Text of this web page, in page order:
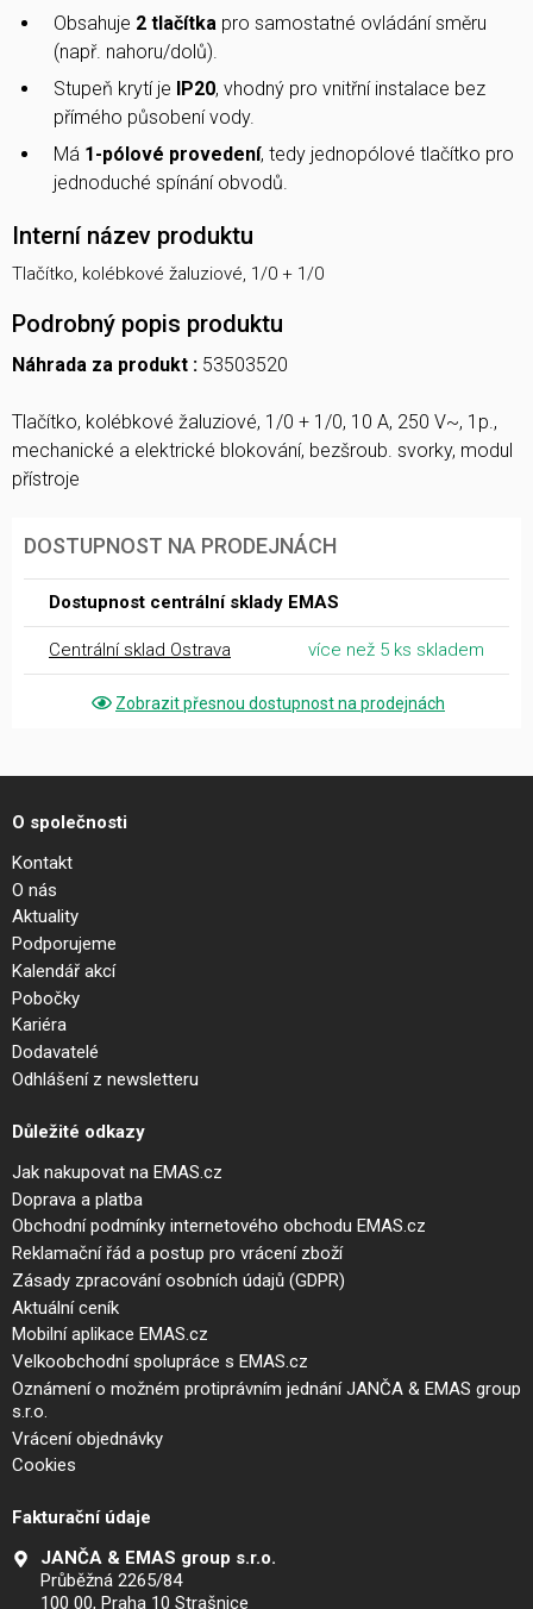
Obsahuje 2 tlačítka pro samostatné ovládání směru
(např. nahoru/dolů).
Stupeň krytí je
IP20, vhodný pro vnitřní instalace bez
přímého působení vody.
Má 1-pólové provedení, tedy jednopólové tlačítko pro
jednoduché spínání obvodů.
Interní název produktu
Tlačítko, kolébkové žaluziové, 1/0 + 1/0
Podrobný popis produktu
Náhrada za produkt : 53503520
Tlačítko, kolébkové žaluziové, 1/0 + 1/0, 10 A, 250 V~, 1p.,
mechanické a elektrické blokování, bezšroub. svorky, modul
přístroje
DOSTUPNOST NA PRODEJNÁCH
Dostupnost centrální sklady EMAS
Centrální sklad Ostrava více než 5 ks skladem
Zobrazit přesnou dostupnost na prodejnách
O společnosti
Kontakt
O nás
Aktuality
Podporujeme
Kalendář akcí
Pobočky
Kariéra
Dodavatelé
Odhlášení z newsletteru
Důležité odkazy
Jak nakupovat na EMAS.cz
Doprava a platba
Obchodní podmínky internetového obchodu EMAS.cz
Reklamační řád a postup pro vrácení zboží
Zásady zpracování osobních údajů (GDPR)
Aktuální ceník
Mobilní aplikace EMAS.cz
Velkoobchodní spolupráce s EMAS.cz
Oznámení o možném protiprávním jednání JANČA & EMAS group
s.r.o.
Vrácení objednávky
Cookies
Fakturační údaje
JANČA & EMAS group s.r.o.
Průběžná 2265/84
100 00, Praha 10 Strašnice